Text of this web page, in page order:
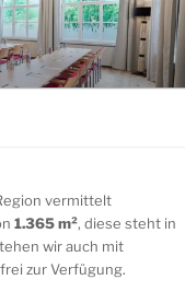
vermittelt
1.365 m², diese steht in
wir auch mit
zur Verfügung.